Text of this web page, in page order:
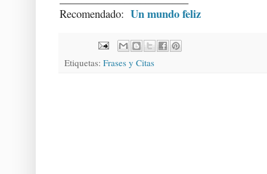
Recomendado: Un mundo feliz
Etiquetas: Frases y Citas